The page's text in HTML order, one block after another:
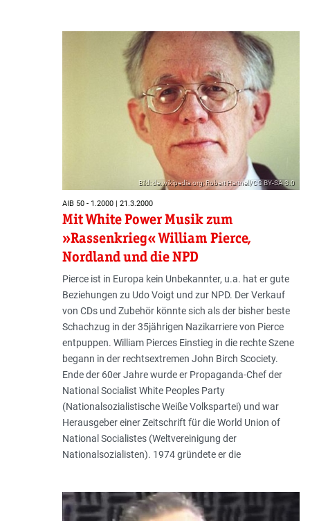
Bild: de.wikipedia.org; Robert Hartnell/CC BY-SA 3.0
AIB 50 - 1.2000 | 21.3.2000
Mit White Power Musik zum
»Rassenkrieg« William Pierce,
Nordland und die NPD
Pierce ist in Europa kein Unbekannter, u.a. hat er gute
Beziehungen zu Udo Voigt und zur NPD. Der Verkauf
von CDs und Zubehör könnte sich als der bisher beste
Schachzug in der 35jährigen Nazikarriere von Pierce
entpuppen. William Pierces Einstieg in die rechte Szene
begann in der rechtsextremen John Birch Scociety.
Ende der 60er Jahre wurde er Propaganda-Chef der
National Socialist White Peoples Party
(Nationalsozialistische Weiße Volkspartei) und war
Herausgeber einer Zeitschrift für die World Union of
National Socialistes (Weltvereinigung der
Nationalsozialisten). 1974 gründete er die